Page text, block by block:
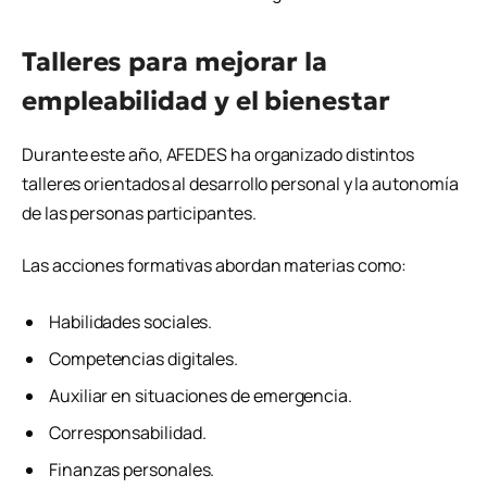
Talleres para mejorar la
empleabilidad y el bienestar
Durante este año, AFEDES ha organizado distintos
talleres orientados al desarrollo personal y la autonomía
de las personas participantes.
Las acciones formativas abordan materias como:
Habilidades sociales.
Competencias digitales.
Auxiliar en situaciones de emergencia.
Corresponsabilidad.
Finanzas personales.